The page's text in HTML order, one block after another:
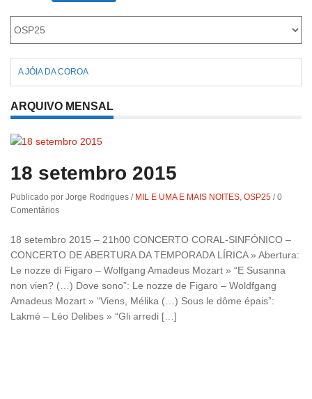
Roriz
A JÓIA DA COROA
ARQUIVO MENSAL
18 setembro 2015
Publicado por Jorge Rodrigues / MIL E UMA E MAIS NOITES, OSP25 /0
Comentários
18 setembro 2015 – 21h00 CONCERTO CORAL-SINFÓNICO –
CONCERTO DE ABERTURA DA TEMPORADA LÍRICA » Abertura:
Le nozze di Figaro – Wolfgang Amadeus Mozart » “E Susanna
non vien? (…) Dove sono”: Le nozze de Figaro – Woldfgang
Amadeus Mozart » “Viens, Mélika (…) Sous le dôme épais”:
Lakmé – Léo Delibes » “Gli arredi […]